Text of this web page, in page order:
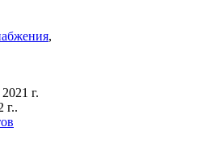
,
г.
г..